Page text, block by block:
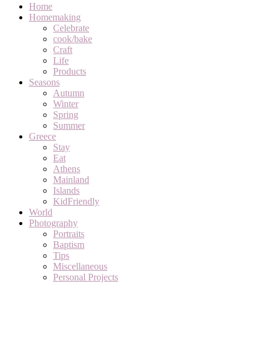
Home
Homemaking
Celebrate
cook/bake
Craft
Life
Products
Seasons
Autumn
Winter
Spring
Summer
Greece
Stay
Eat
Athens
Mainland
Islands
KidFriendly
World
Photography
Portraits
Baptism
Tips
Miscellaneous
Personal Projects